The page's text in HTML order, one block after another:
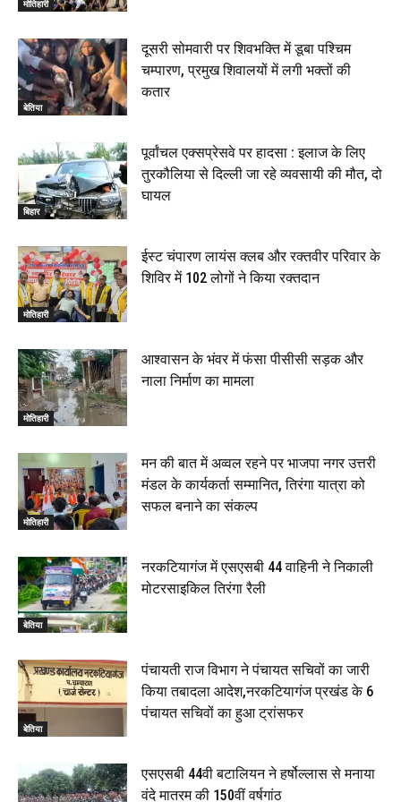
मोतिहारी
बेतिया
दूसरी सोमवारी पर शिवभक्ति में डूबा पश्चिम
चम्पारण, प्रमुख शिवालयों में लगी भक्तों की
कतार
बिहार
पूर्वांचल एक्सप्रेसवे पर हादसा : इलाज के लिए
तुरकौलिया से दिल्ली जा रहे व्यवसायी की मौत, दो
घायल
मोतिहारी
ईस्ट चंपारण लायंस क्लब और रक्तवीर परिवार के
शिविर में 102 लोगों ने किया रक्तदान
मोतिहारी
आश्वासन के भंवर में फंसा पीसीसी सड़क और
नाला निर्माण का मामला
मोतिहारी
मन की बात में अव्वल रहने पर भाजपा नगर उत्तरी
मंडल के कार्यकर्ता सम्मानित, तिरंगा यात्रा को
सफल बनाने का संकल्प
बेतिया
नरकटियागंज में एसएसबी 44 वाहिनी ने निकाली
मोटरसाइकिल तिरंगा रैली
बेतिया
पंचायती राज विभाग ने पंचायत सचिवों का जारी
किया तबादला आदेश,नरकटियागंज प्रखंड के 6
पंचायत सचिवों का हुआ ट्रांसफर
एसएसबी 44वी बटालियन ने हर्षोल्लास से मनाया
वंदे मातरम की 150वीं वर्षगांठ